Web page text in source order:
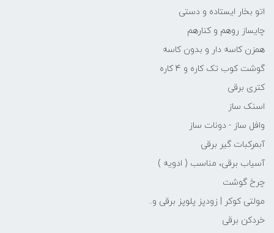
اتو بخار ایستاده و دستی
چایساز روهم و کنارهم
همزن کاسه دار و بدون کاسه
گوشت کوب تک کاره و 4 کاره
کتری برقی
اسنک ساز
وافل ساز - دونات ساز
آبمرکبات گیر برقی
آسیاب برقی، مناسب ( ادویه )
چرخ گوشت
مولتی کوکر | زودپز پلوپز برقی و..
خردکن برقی